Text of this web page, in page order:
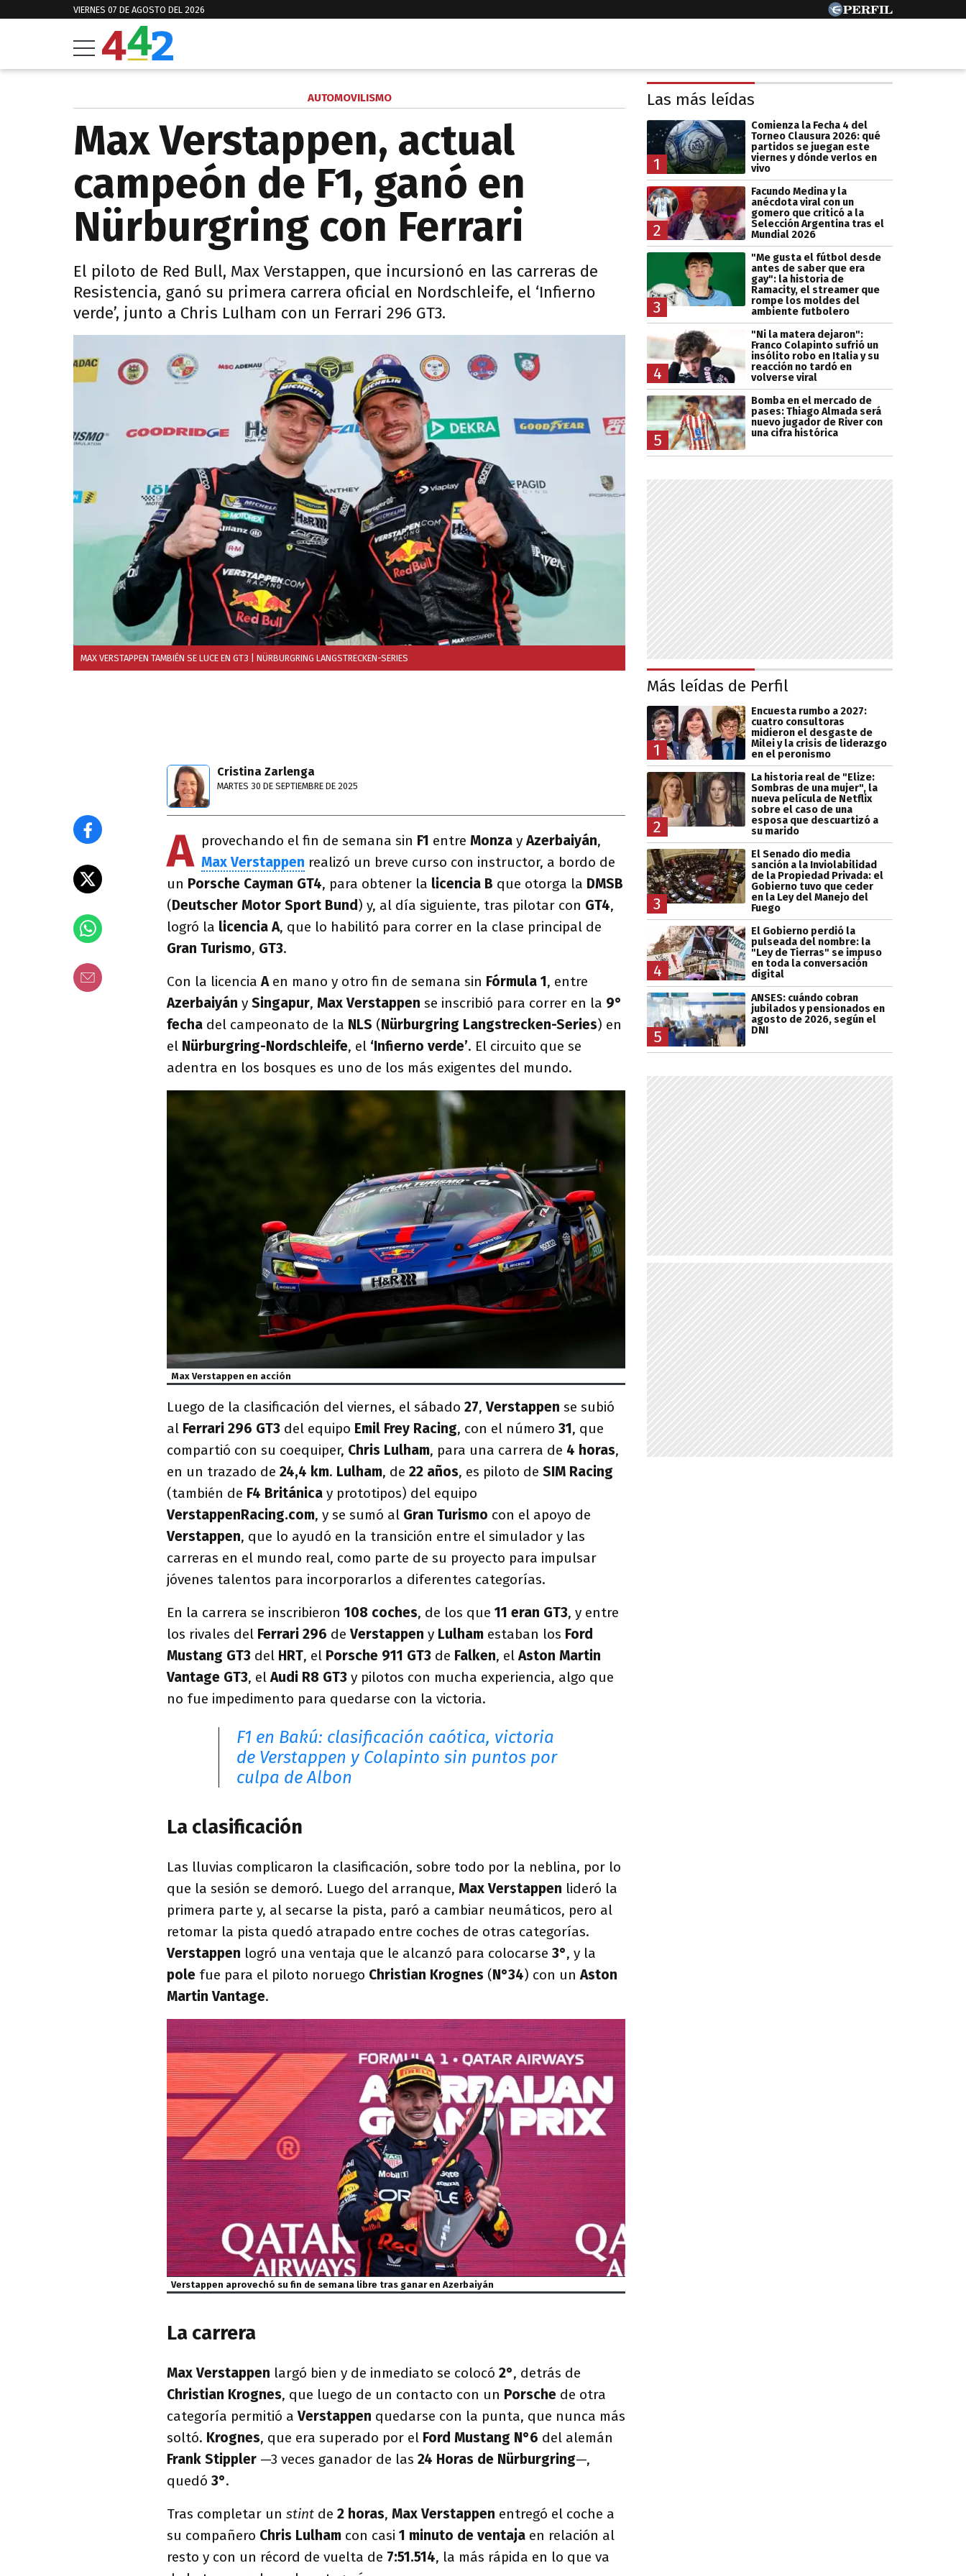
VIERNES 07 DE AGOSTO DEL 2026
AUTOMOVILISMO
Max Verstappen, actual
campeón de F1, ganó en
Nürburgring con Ferrari
El piloto de Red Bull, Max Verstappen, que incursionó en las carreras de
Resistencia, ganó su primera carrera oficial en Nordschleife, el ‘Infierno
verde’, junto a Chris Lulham con un Ferrari 296 GT3.
MAX VERSTAPPEN TAMBIÉN SE LUCE EN GT3 | NÜRBURGRING LANGSTRECKEN-SERIES
Cristina Zarlenga
MARTES 30 DE SEPTIEMBRE DE 2025
A provechando el fin de semana sin F1 entre Monza yAzerbaiyán,
Max Verstappen realizó un breve curso con instructor, a bordo de
un Porsche Cayman GT4, para obtener la licencia B que otorga la DMSB
(Deutscher Motor Sport Bund) y, al día siguiente, tras pilotar con GT4,
logró la licencia A, que lo habilitó para correr en la clase principal de
Gran Turismo, GT3.
Con la licenciaAen mano y otro fin de semana sin Fórmula 1, entre
Azerbaiyán y Singapur, Max Verstappen se inscribió para correr en la 9°
fecha del campeonato de la NLS (Nürburgring Langstrecken-Series) en
el Nürburgring-Nordschleife, el ‘Infierno verde’. El circuito que se
adentra en los bosques es uno de los más exigentes del mundo.
Max Verstappen en acción
Luego de la clasificación del viernes, el sábado 27,Verstappen se subió
al Ferrari 296 GT3 del equipo Emil Frey Racing, con el número 31, que
compartió con su coequiper, Chris Lulham, para una carrera de 4 horas,
en un trazado de 24,4 km. Lulham, de 22 años, es piloto de SIM Racing
(también de F4 Británica y prototipos) del equipo
VerstappenRacing.com, y se sumó al Gran Turismo con el apoyo de
Verstappen, que lo ayudó en la transición entre el simulador y las
carreras en el mundo real, como parte de su proyecto para impulsar
jóvenes talentos para incorporarlos a diferentes categorías.
En la carrera se inscribieron 108 coches, de los que 11 eran GT3, y entre
los rivales del Ferrari 296 deVerstappen y Lulham estaban los Ford
Mustang GT3 del HRT, el Porsche 911 GT3 de Falken, elAston Martin
Vantage GT3, elAudi R8 GT3 y pilotos con mucha experiencia, algo que
no fue impedimento para quedarse con la victoria.
F1 en Bakú: clasificación caótica, victoria
de Verstappen y Colapinto sin puntos por
culpa de Albon
La clasificación
Las lluvias complicaron la clasificación, sobre todo por la neblina, por lo
que la sesión se demoró. Luego del arranque, Max Verstappen lideró la
primera parte y, al secarse la pista, paró a cambiar neumáticos, pero al
retomar la pista quedó atrapado entre coches de otras categorías.
Verstappen logró una ventaja que le alcanzó para colocarse 3°, y la
pole fue para el piloto noruego Christian Krognes (N°34) con unAston
Martin Vantage.
Verstappen aprovechó su fin de semana libre tras ganar en Azerbaiyán
La carrera
Max Verstappen largó bien y de inmediato se colocó 2°, detrás de
Christian Krognes, que luego de un contacto con un Porsche de otra
categoría permitió aVerstappen quedarse con la punta, que nunca más
soltó. Krognes, que era superado por el Ford Mustang N°6 del alemán
Frank Stippler —3 veces ganador de las 24 Horas de Nürburgring—,
quedó 3°.
Tras completar un stint de 2 horas, Max Verstappen entregó el coche a
su compañero Chris Lulham con casi 1 minuto de ventaja en relación al
resto y con un récord de vuelta de 7:51.514, la más rápida en lo que va
Las más leídas
1
Comienza la Fecha 4 del
Torneo Clausura 2026: qué
partidos se juegan este
viernes y dónde verlos en
vivo
2
Facundo Medina y la
anécdota viral con un
gomero que criticó a la
Selección Argentina tras el
Mundial 2026
3
"Me gusta el fútbol desde
antes de saber que era
gay": la historia de
Ramacity, el streamer que
rompe los moldes del
ambiente futbolero
4
"Ni la matera dejaron":
Franco Colapinto sufrió un
insólito robo en Italia y su
reacción no tardó en
volverse viral
5
Bomba en el mercado de
pases: Thiago Almada será
nuevo jugador de River con
una cifra histórica
Más leídas de Perfil
1
Encuesta rumbo a 2027:
cuatro consultoras
midieron el desgaste de
Milei y la crisis de liderazgo
en el peronismo
2
La historia real de "Elize:
Sombras de una mujer", la
nueva película de Netflix
sobre el caso de una
esposa que descuartizó a
su marido
3
El Senado dio media
sanción a la Inviolabilidad
de la Propiedad Privada: el
Gobierno tuvo que ceder
en la Ley del Manejo del
Fuego
4
El Gobierno perdió la
pulseada del nombre: la
"Ley de Tierras" se impuso
en toda la conversación
digital
5
ANSES: cuándo cobran
jubilados y pensionados en
agosto de 2026, según el
DNI